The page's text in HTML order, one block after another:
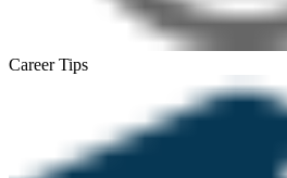
Career Tips